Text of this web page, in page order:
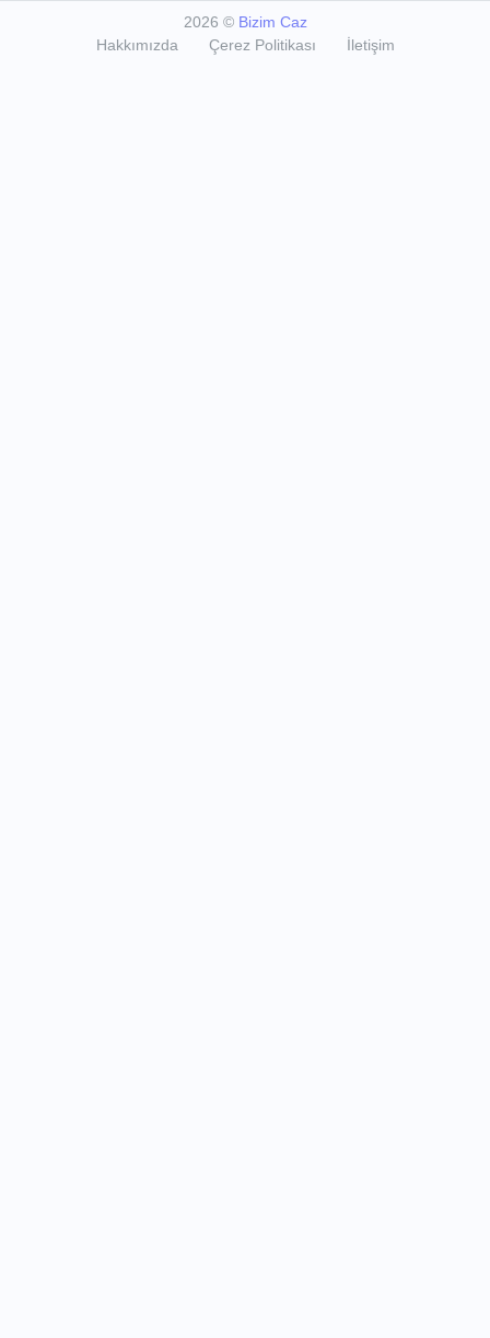
2026 © Bizim Caz
Hakkımızda
Çerez Politikası İletişim